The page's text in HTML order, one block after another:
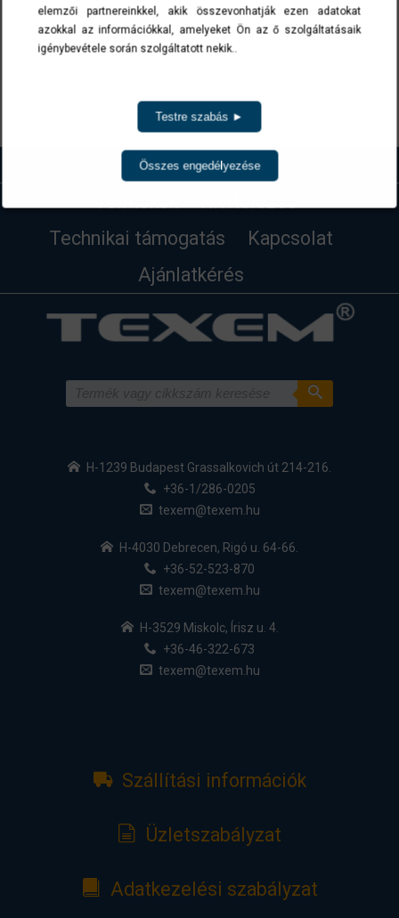
szabványos minimális értéket
- saját tömeg esetében a gyártási paraméterek is befolyásolják a
megadott értékeket, ezért ezek tájékoztató adatok
Vissza
Termékek
Kivitelezés
Technikai támogatás
Kapcsolat
Ajánlatkérés
H-1239 Budapest Grassalkovich út 214-216.
+36-1/286-0205
texem@texem.hu
H-4030 Debrecen, Rigó u. 64-66.
+36-52-523-870
texem@texem.hu
H-3529 Miskolc, Írisz u. 4.
+36-46-322-673
texem@texem.hu
Szállítási információk
Üzletszabályzat
Adatkezelési szabályzat
elemzői partnereinkkel, akik összevonhatják ezen adatokat
azokkal az információkkal, amelyeket Ön az ő szolgáltatásaik
igénybevétele során szolgáltatott nekik..
Testre szabás ►
Összes engedélyezése